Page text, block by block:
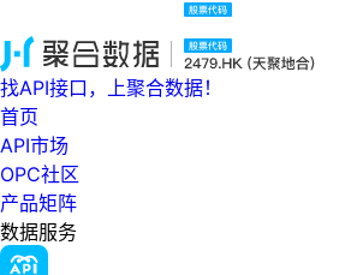
找API接口，上聚合数据！
首页
API市场
OPC社区
产品矩阵
数据服务